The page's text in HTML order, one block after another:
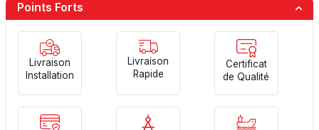
Points Forts
Livraison
Installation
Livraison
Rapide
Certificat
de Qualité